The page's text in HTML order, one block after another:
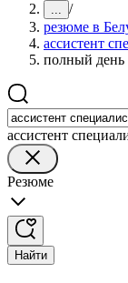
... /
резюме в
ассистент
полный день
ассистент
Резюме
Найти